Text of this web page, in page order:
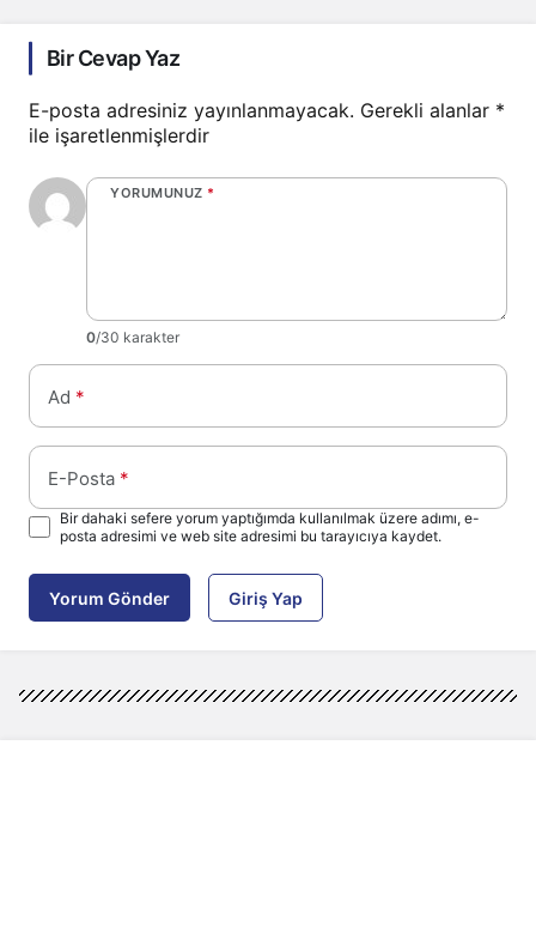
Bir Cevap Yaz
E-posta adresiniz yayınlanmayacak. Gerekli alanlar *
ile işaretlenmişlerdir
YORUMUNUZ *
0/30 karakter
Ad *
E-Posta *
Bir dahaki sefere yorum yaptığımda kullanılmak üzere adımı, e-
posta adresimi ve web site adresimi bu tarayıcıya kaydet.
Yorum Gönder Giriş Yap